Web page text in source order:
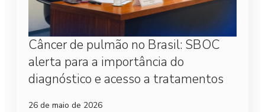
Câncer de pulmão no Brasil: SBOC
alerta para a importância do
diagnóstico e acesso a tratamentos
26 de maio de 2026